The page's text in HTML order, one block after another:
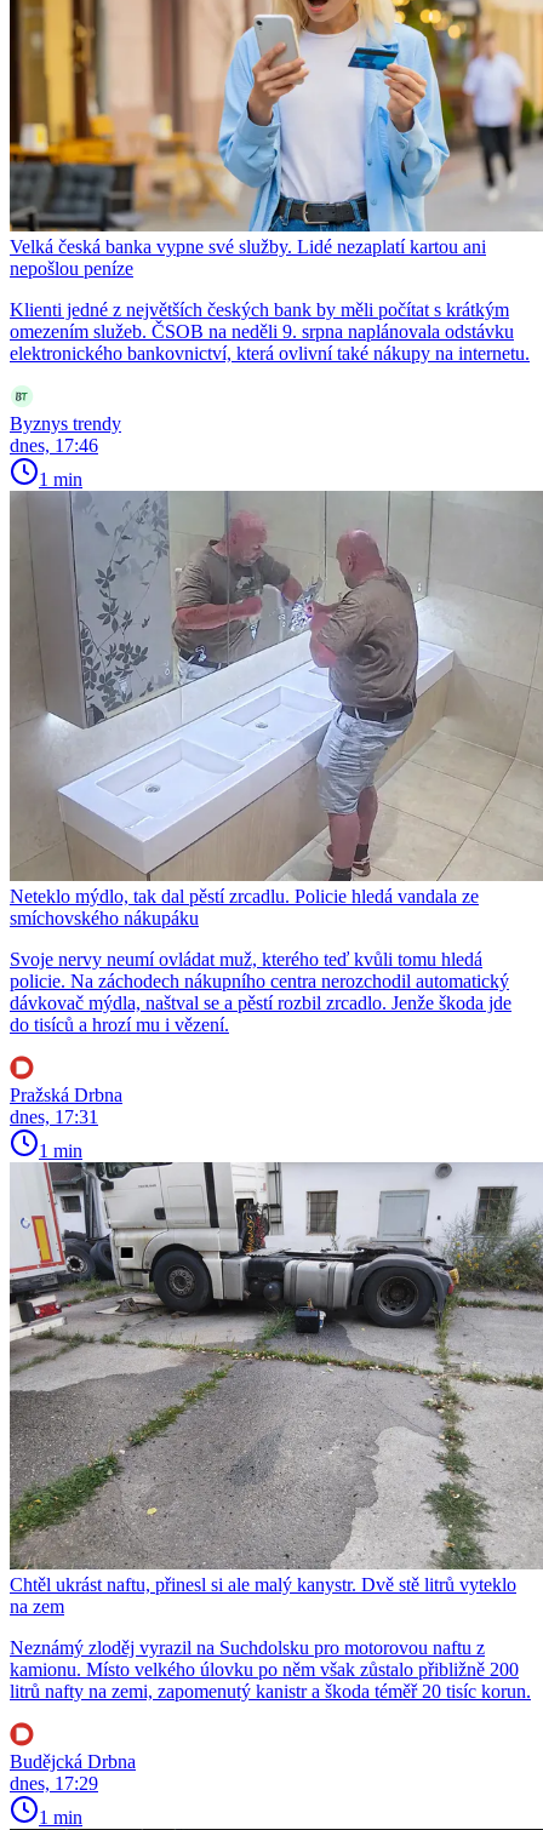
Velká česká banka vypne své služby. Lidé nezaplatí kartou ani
nepošlou peníze
Klienti jedné z největších českých bank by měli počítat s krátkým
omezením služeb. ČSOB na neděli 9. srpna naplánovala odstávku
elektronického bankovnictví, která ovlivní také nákupy na internetu.
Byznys trendy
dnes, 17:46
1 min
Neteklo mýdlo, tak dal pěstí zrcadlu. Policie hledá vandala ze
smíchovského nákupáku
Svoje nervy neumí ovládat muž, kterého teď kvůli tomu hledá
policie. Na záchodech nákupního centra nerozchodil automatický
dávkovač mýdla, naštval se a pěstí rozbil zrcadlo. Jenže škoda jde
do tisíců a hrozí mu i vězení.
Pražská Drbna
dnes, 17:31
1 min
Chtěl ukrást naftu, přinesl si ale malý kanystr. Dvě stě litrů vyteklo
na zem
Neznámý zloděj vyrazil na Suchdolsku pro motorovou naftu z
kamionu. Místo velkého úlovku po něm však zůstalo přibližně 200
litrů nafty na zemi, zapomenutý kanistr a škoda téměř 20 tisíc korun.
Budějcká Drbna
dnes, 17:29
1 min